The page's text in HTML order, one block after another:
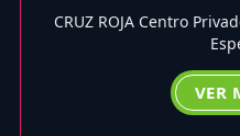
CRUZ ROJA Centro
VER